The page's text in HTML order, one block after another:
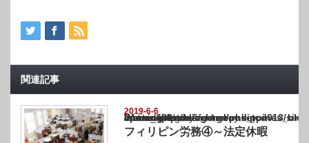
関連記事
2019-6-6
Warning
: Undefined array key "show_category" in
/home/netst/kuno-cpa.co.jp/public_html/philippines_blog/wp-content/themes/
on line183
フィリピン労務④～法定休暇